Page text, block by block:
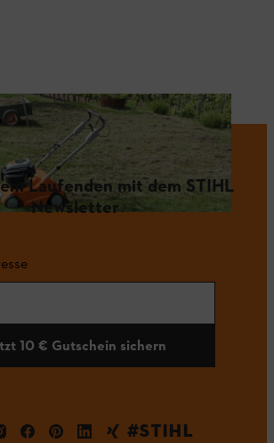
Laufenden mit dem STIHL
Newsletter
10 € Gutschein sichern
#STIHL